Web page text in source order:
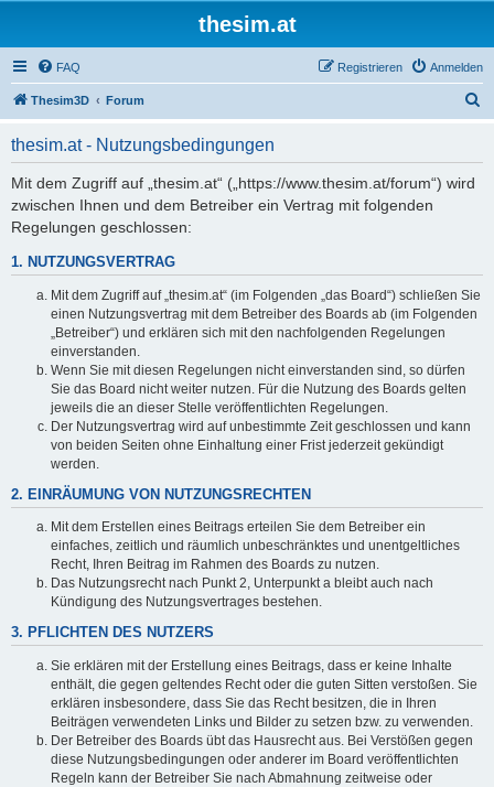
thesim.at
FAQ Anmelden
Registrieren
Thesim3D Forum
thesim.at - Nutzungsbedingungen
Mit dem Zugriff auf „thesim.at“ („https://www.thesim.at/forum“) wird
zwischen Ihnen und dem Betreiber ein Vertrag mit folgenden
Regelungen geschlossen:
1. NUTZUNGSVERTRAG
Mit dem Zugriff auf „thesim.at“ (im Folgenden „das Board“) schließen Sie
einen Nutzungsvertrag mit dem Betreiber des Boards ab (im Folgenden
„Betreiber“) und erklären sich mit den nachfolgenden Regelungen
einverstanden.
Wenn Sie mit diesen Regelungen nicht einverstanden sind, so dürfen
Sie das Board nicht weiter nutzen. Für die Nutzung des Boards gelten
jeweils die an dieser Stelle veröffentlichten Regelungen.
Der Nutzungsvertrag wird auf unbestimmte Zeit geschlossen und kann
von beiden Seiten ohne Einhaltung einer Frist jederzeit gekündigt
werden.
2. EINRÄUMUNG VON NUTZUNGSRECHTEN
Mit dem Erstellen eines Beitrags erteilen Sie dem Betreiber ein
einfaches, zeitlich und räumlich unbeschränktes und unentgeltliches
Recht, Ihren Beitrag im Rahmen des Boards zu nutzen.
Das Nutzungsrecht nach Punkt 2, Unterpunkt a bleibt auch nach
Kündigung des Nutzungsvertrages bestehen.
3. PFLICHTEN DES NUTZERS
Sie erklären mit der Erstellung eines Beitrags, dass er keine Inhalte
enthält, die gegen geltendes Recht oder die guten Sitten verstoßen. Sie
erklären insbesondere, dass Sie das Recht besitzen, die in Ihren
Beiträgen verwendeten Links und Bilder zu setzen bzw. zu verwenden.
Der Betreiber des Boards übt das Hausrecht aus. Bei Verstößen gegen
diese Nutzungsbedingungen oder anderer im Board veröffentlichten
Regeln kann der Betreiber Sie nach Abmahnung zeitweise oder